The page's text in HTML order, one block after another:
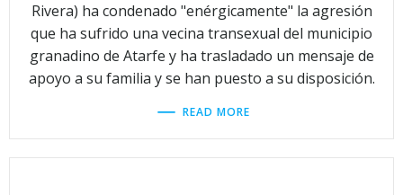
Rivera) ha condenado "enérgicamente" la agresión
que ha sufrido una vecina transexual del municipio
granadino de Atarfe y ha trasladado un mensaje de
apoyo a su familia y se han puesto a su disposición.
READ MORE